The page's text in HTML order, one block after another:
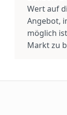
Wert auf
Angebot,
möglich
Markt zu